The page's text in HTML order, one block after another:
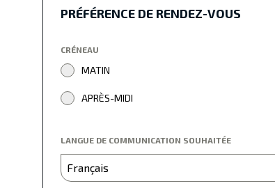
PRÉFÉRENCE DE RENDEZ-VOUS
CRÉNEAU
MATIN
APRÈS-MIDI
LANGUE DE COMMUNICATION SOUHAITÉE
Français